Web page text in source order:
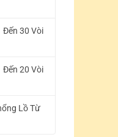
Đến 30 Vòi
Đến 20 Vòi
Lồ Từ